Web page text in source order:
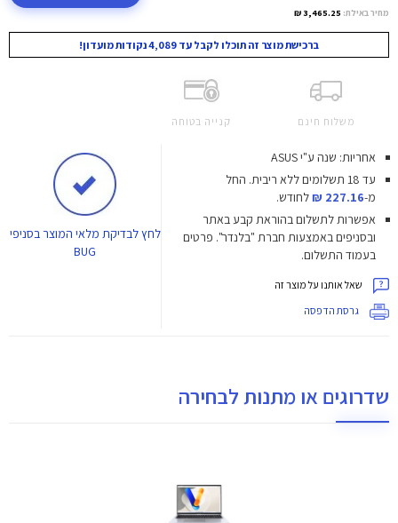
מחיר באילת: 3,465.25 ₪
ברכישת מוצר זה תוכלו לקבל עד 4,089 נקודות מועדון!
משלוח חינם קנייה בטוחה
אחריות: שנה ע"י ASUS
עד 18 תשלומים ללא ריבית.
החל
מ-227.16 ₪
לחודש.
אפשרות לתשלום בהוראת קבע באתר
ובסניפים באמצעות חברת "בלנדר". פרטים
בעמוד התשלום.
שאל אותנו על מוצר זה
גרסת הדפסה
לחץלבדיקת מלאי המוצר בסניפי
BUG
שדרוגים או מתנות לבחירה